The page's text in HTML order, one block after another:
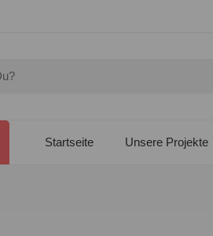
Startseite Unsere Projekte